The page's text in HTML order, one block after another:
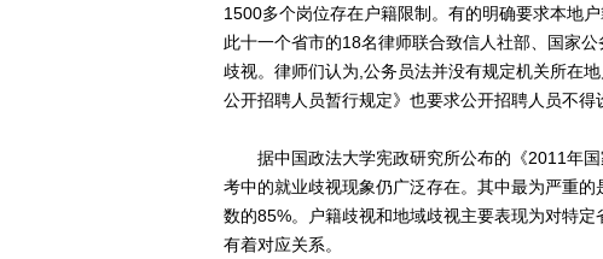
1500多个岗位存在户籍限制。有的明确要求本地
此十一个省市的18名律师联合致信人社部、国家
歧视。律师们认为,公务员法并没有规定机关所在
公开招聘人员暂行规定》也要求公开招聘人员不得
据中国政法大学宪政研究所公布的《2011年国
考中的就业歧视现象仍广泛存在。其中最为严重
数的85%。户籍歧视和地域歧视主要表现为对特
有着对应关系。